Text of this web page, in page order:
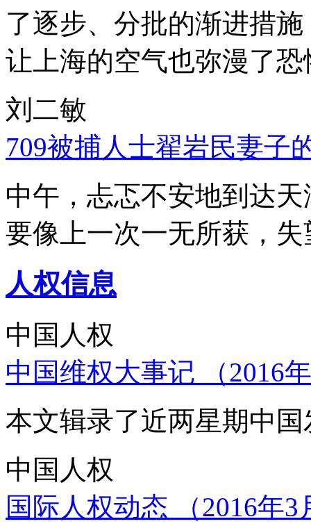
了逐步、分批的渐进措
让上海的空气也弥漫了
刘二敏
709被捕人士翟岩民妻子
中午，忐忑不安地到达
要像上一次一无所获，
人权信息
中国人权
中国维权大事记 （2016
本文辑录了近两星期中
中国人权
国际人权动态 （2016年